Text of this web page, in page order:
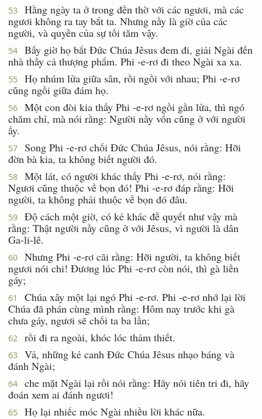
53
Hằng ngày ta ở trong đền thờ với các ngươi, mà các
ngươi không ra tay bắt ta. Nhưng nầy là giờ của các
người, và quyền của sự tối tăm vậy.
54
Bấy giờ họ bắt Ðức Chúa Jêsus đem đi, giải Ngài đến
nhà thầy cả thượng phẩm. Phi -e-rơ đi theo Ngài xa xa.
55
Họ nhúm lửa giữa sân, rồi ngồi với nhau; Phi -e-rơ
cũng ngồi giữa đám họ.
56
Một con đòi kia thấy Phi -e-rơ ngồi gần lửa, thì ngó
chăm chỉ, mà nói rằng: Người nầy vốn cũng ở với người
ấy.
57
Song Phi -e-rơ chối Ðức Chúa Jêsus, nói rằng: Hỡi
đờn bà kia, ta không biết người đó.
58
Một lát, có người khác thấy Phi -e-rơ, nói rằng:
Ngươi cũng thuộc về bọn đó! Phi -e-rơ đáp rằng: Hỡi
người, ta không phải thuộc về bọn đó đâu.
59
Ðộ cách một giờ, có kẻ khác đề quyết như vậy mà
rằng: Thật người nầy cũng ở với Jêsus, vì người là dân
Ga-li-lê.
60
Nhưng Phi -e-rơ cãi rằng: Hỡi người, ta không biết
ngươi nói chi! Ðương lúc Phi -e-rơ còn nói, thì gà liền
gáy;
61
Chúa xây một lại ngó Phi -e-rơ. Phi -e-rơ nhớ lại lời
Chúa đã phán cùng mình rằng: Hôm nay trước khi gà
chưa gáy, ngươi sẽ chối ta ba lần;
62 rồi đi ra ngoài, khóc lóc thảm thiết.
63
Vả, những kẻ canh Ðức Chúa Jêsus nhạo báng và
đánh Ngài;
64
che mặt Ngài lại rồi nói rằng: Hãy nói tiên tri đi, hãy
đoán xem ai đánh ngươi!
65 Họ lại nhiếc móc Ngài nhiều lời khác nữa.